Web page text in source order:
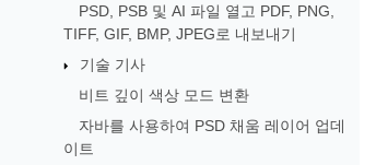
PSD, PSB 및 AI 파일 열고 PDF, PNG,
TIFF, GIF, BMP, JPEG로 내보내기
기술 기사
비트 깊이 색상 모드 변환
자바를 사용하여 PSD 채움 레이어 업데
이트